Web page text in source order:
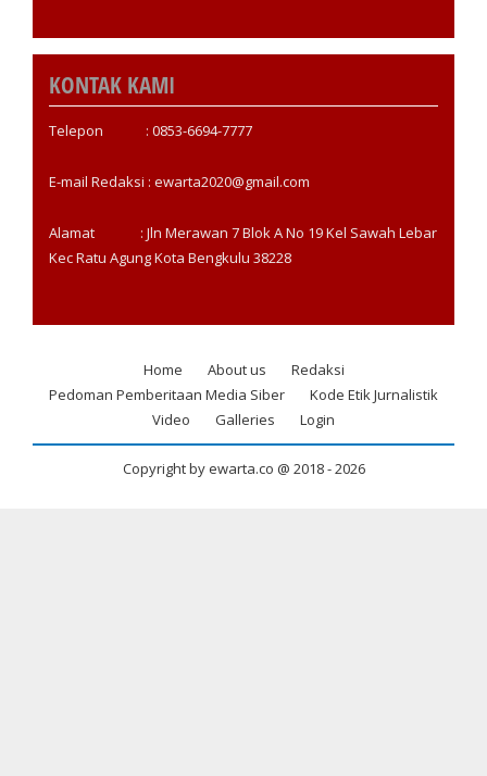
KONTAK KAMI
Telepon : 0853-6694-7777
E-mail Redaksi : ewarta2020@gmail.com
Alamat : Jln Merawan 7 Blok A No 19 Kel Sawah Lebar
Kec Ratu Agung Kota Bengkulu 38228
Footer
Home About us
Redaksi
Pedoman Pemberitaan Media Siber
Kode Etik Jurnalistik
Video
Galleries Login
Copyright by ewarta.co @ 2018 -2026